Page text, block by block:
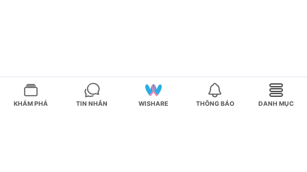
KHÁM PHÁ TIN NHẮN WISHARE THÔNG BÁO DANH MỤC